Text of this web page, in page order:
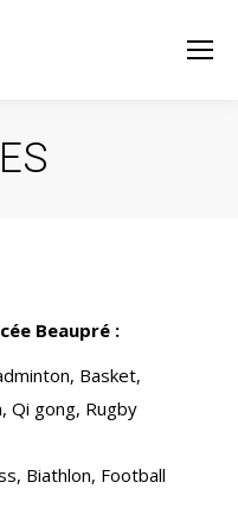
Beaupré :
Basket,
Qi gong, Rugby
Biathlon, Football